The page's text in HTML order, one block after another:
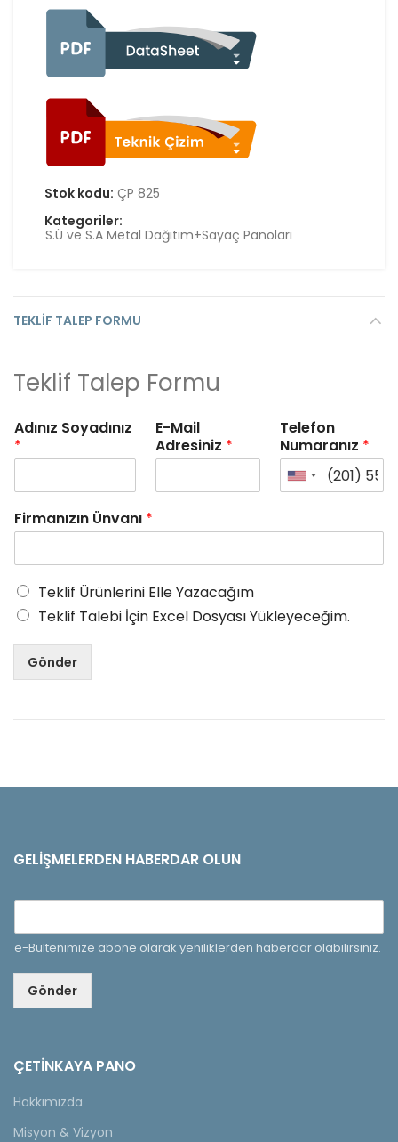
Stok kodu: ÇP 825
Kategoriler:
S.Ü ve S.A Metal Dağıtım+Sayaç Panoları
TEKLIF TALEP FORMU
Teklif Talep Formu
Adınız Soyadınız
*
E-Mail
Adresiniz *
Telefon
Numaranız *
Firmanızın Ünvanı *
Teklif Ürünlerini Elle Yazacağım
Teklif Talebi İçin Excel Dosyası Yükleyeceğim.
Gönder
GELIŞMELERDEN HABERDAR OLUN
e-Bültenimize abone olarak yeniliklerden haberdar olabilirsiniz.
Gönder
ÇETINKAYA PANO
Hakkımızda
Misyon & Vizyon